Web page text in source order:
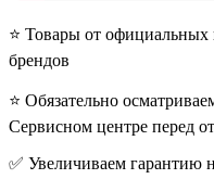
⭐️ Товары от официальных
брендов
⭐️ Обязательно
Сервисном центре перед
✅ Увеличиваем гарантию